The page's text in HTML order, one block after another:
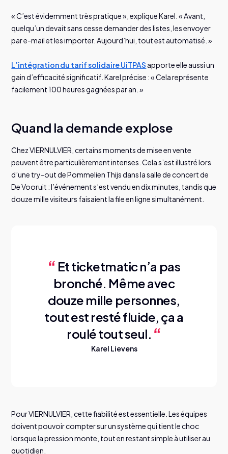
« C’est évidemment très pratique », explique Karel. « Avant,
quelqu’un devait sans cesse demander des listes, les envoyer
par e-mail et les importer. Aujourd’hui, tout est automatisé. »
L’intégration du tarif solidaire UiTPAS apporte elle aussi un
gain d’efficacité significatif. Karel précise : « Cela représente
facilement 100 heures gagnées par an. »
Quand la demande explose
Chez VIERNULVIER, certains moments de mise en vente
peuvent être particulièrement intenses. Cela s’est illustré lors
d’une try-out de Pommelien Thijs dans la salle de concert de
De Vooruit : l’événement s’est vendu en dix minutes, tandis que
douze mille visiteurs faisaient la file en ligne simultanément.
Et ticketmatic n’a pas
bronché. Même avec
douze mille personnes,
tout est resté fluide, ça a
roulé tout seul.
Karel Lievens
Pour VIERNULVIER, cette fiabilité est essentielle. Les équipes
doivent pouvoir compter sur un système qui tient le choc
lorsque la pression monte, tout en restant simple à utiliser au
quotidien.